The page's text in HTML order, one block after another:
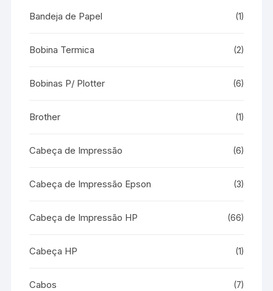
Bandeja de Papel (1)
Bobina Termica (2)
Bobinas P/ Plotter (6)
Brother (1)
Cabeça de Impressão (6)
Cabeça de Impressão Epson (3)
Cabeça de Impressão HP (66)
Cabeça HP (1)
Cabos (7)